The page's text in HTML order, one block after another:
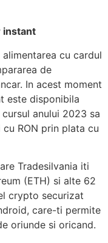
instant
cu cardul
de
In acest moment
este disponibila
anului 2023 sa
RON prin plata cu
Tradesilvania iti
(ETH) si alte 62
crypto securizat
care-ti permite
oriunde si oricand.